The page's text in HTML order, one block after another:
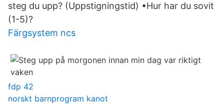
steg du upp? (Uppstigningstid) •Hur har du sovit
(1-5)?
Färgsystem ncs
fdp 42
norskt barnprogram kanot